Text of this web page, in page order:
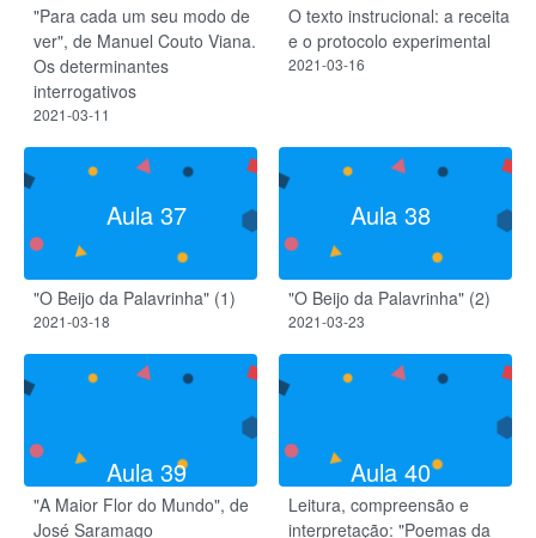
"Para cada um seu modo de
ver", de Manuel Couto Viana.
Os determinantes
interrogativos
2021-03-11
O texto instrucional: a receita
e o protocolo experimental
2021-03-16
Aula 37
"O Beijo da Palavrinha" (1)
2021-03-18
Aula 38
"O Beijo da Palavrinha" (2)
2021-03-23
Aula 39
"A Maior Flor do Mundo", de
José Saramago
Aula 40
Leitura, compreensão e
interpretação: "Poemas da